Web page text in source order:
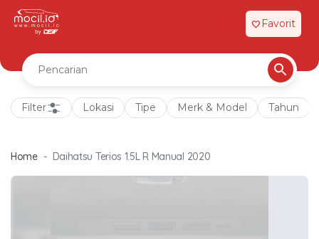
favorite Favorit
Filter Lokasi Tipe Merk & Model Tahun
Home Daihatsu Terios 1.5L R Manual 2020